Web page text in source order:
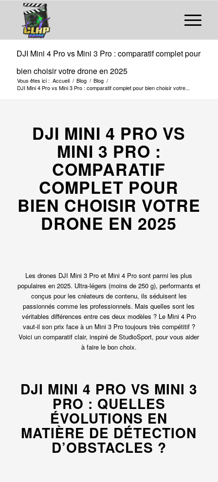
DJI Mini 4 Pro vs Mini 3 Pro : comparatif complet pour
bien choisir votre drone en 2025
Vous êtes ici : Accueil / Blog / Blog /
DJI Mini 4 Pro vs Mini 3 Pro : comparatif complet pour bien choisir votre...
DJI MINI 4 PRO VS
MINI 3 PRO :
COMPARATIF
COMPLET POUR
BIEN CHOISIR VOTRE
DRONE EN 2025
Les drones DJI Mini 3 Pro et Mini 4 Pro sont parmi les plus
populaires en 2025. Ultra-légers (moins de 250 g), performants et
conçus pour les créateurs de contenu, ils séduisent les
passionnés comme les professionnels. Mais quelles sont les
véritables différences entre ces deux modèles ? Le Mini 4 Pro
vaut-il son prix face à un Mini 3 Pro toujours très compétitif ?
Voici un comparatif clair, inspiré de StudioSport, pour vous aider
à faire le bon choix.
DJI MINI 4 PRO VS MINI 3
PRO : QUELLES
ÉVOLUTIONS EN
MATIÈRE DE DÉTECTION
D’OBSTACLES ?